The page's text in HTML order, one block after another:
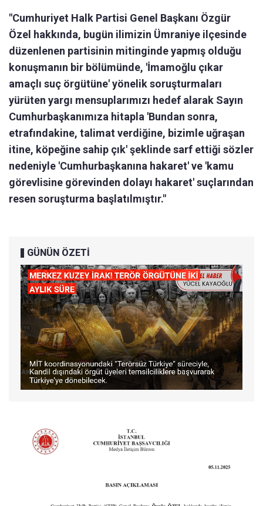
"Cumhuriyet Halk Partisi Genel Başkanı Özgür
Özel hakkında, bugün ilimizin Ümraniye ilçesinde
düzenlenen partisinin mitinginde yapmış olduğu
konuşmanın bir bölümünde, 'İmamoğlu çıkar
amaçlı suç örgütüne' yönelik soruşturmaları
yürüten yargı mensuplarımızı hedef alarak Sayın
Cumhurbaşkanımıza hitapla 'Bundan sonra,
etrafındakine, talimat verdiğine, bizimle uğraşan
itine, köpeğine sahip çık' şeklinde sarf ettiği sözler
nedeniyle 'Cumhurbaşkanına hakaret' ve 'kamu
görevlisine görevinden dolayı hakaret' suçlarından
resen soruşturma başlatılmıştır."
GÜNÜN ÖZETİ